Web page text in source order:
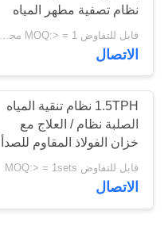
نظام تصفية مطهر المياه
قابل للتفاوض MOQ:> = 1 مجموعات
الاتصال
1.5TPH نظام تنقية المياه
الصلبة نظام / العلاج مع
خزان الفولاذ المقاوم للصدأ
قابل للتفاوض MOQ:> = 1sets
الاتصال